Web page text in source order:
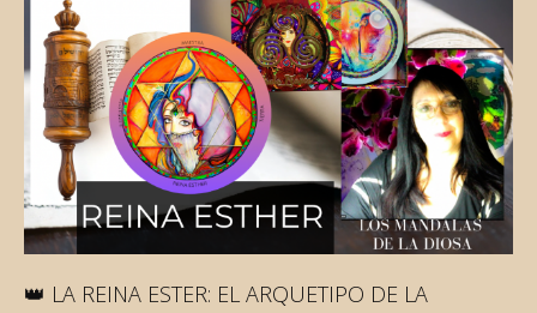
👑 LA REINA ESTER: EL ARQUETIPO DE LA